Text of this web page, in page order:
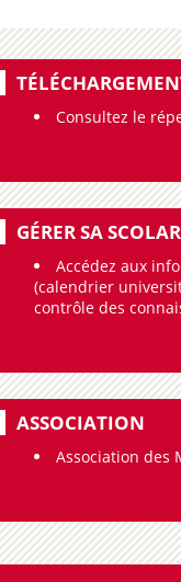
Consultez le
GÉRER SA
Accédez aux
(calendrier
contrôle des
ASSOCIATION
Association des